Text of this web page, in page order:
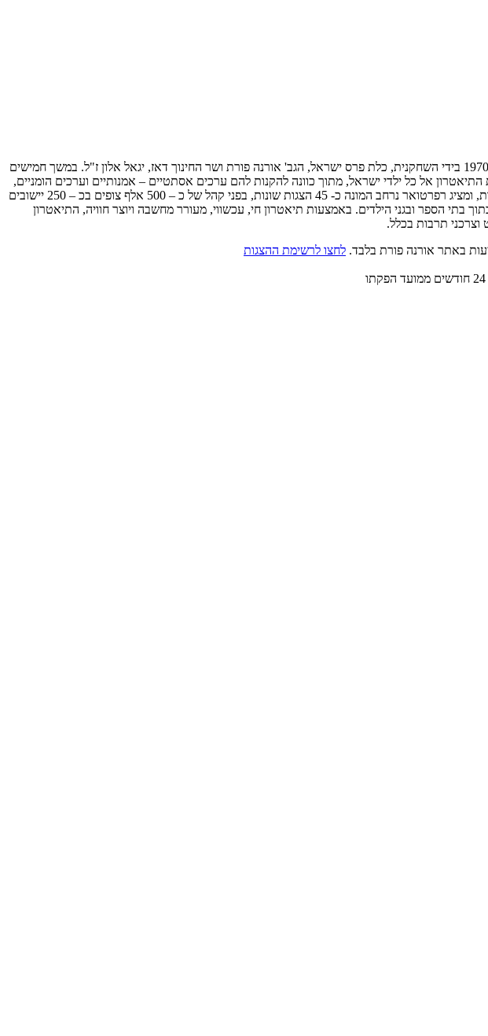
תיאטרון אורנה פורת לילדים ולנוער הינו התיאטרון הרפרטוארי הוותיק ביותר בארץ לקהל הצעיר, התיאטרון הוקם בשנת 1970 בידי השחקנית, כלת פרס ישראל, הגב' אורנה פורת ושר החינוך דאז, יגאל אלון ז"ל. במשך חמישים
אל כל ילדי ישראל, מתוך כוונה להקנות להם ערכים אסתטיים – אמנותיים וערכים הומניים,
לאומיים ואוניברסליים באמצעות מפגש עם היצירה האמנותית. מדי שנה בשנה התיאטרון יוצר ומפיק כשמונה הפקות חדשות, ומציג רפרטואר נרחב המונה כ- 45 הצגות שונות, בפני קהל של כ – 500 אלף צופים בכ – 250 יישובים
בתי הספר ובגני הילדים. באמצעות תיאטרון חי, עכשווי, מעורר מחשבה ויוצר חוויה, התיאטרון
תרבות בכלל.
לחצו לרשימת ההצגות